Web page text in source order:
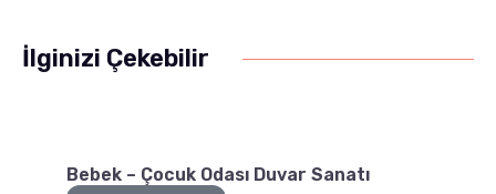
İlginizi Çekebilir
Bebek – Çocuk Odası Duvar Sanatı